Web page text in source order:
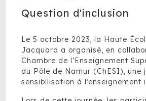
Question d'inclusion
Le 5 octobre 2023, la Haute
Jacquard a organisé, en
Chambre de l’Enseignement
du Pôle de Namur (ChESI), une
sensibilisation à l’enseignement